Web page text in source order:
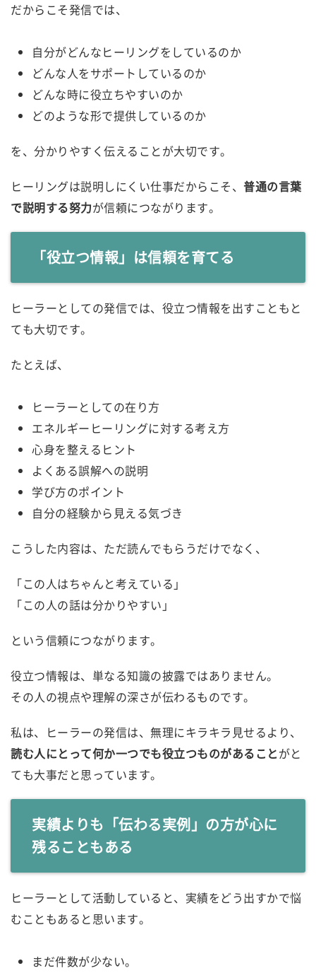
だからこそ発信では、
自分がどんなヒーリングをしているのか
どんな人をサポートしているのか
どんな時に役立ちやすいのか
どのような形で提供しているのか
を、分かりやすく伝えることが大切です。
ヒーリングは説明しにくい仕事だからこそ、 普通の言葉
で説明する努力が信頼につながります。
「役立つ情報」は信頼を育てる
ヒーラーとしての発信では、役立つ情報を出すこともと
ても大切です。
たとえば、
ヒーラーとしての在り方
エネルギーヒーリングに対する考え方
心身を整えるヒント
よくある誤解への説明
学び方のポイント
自分の経験から見える気づき
こうした内容は、ただ読んでもらうだけでなく、
「この人はちゃんと考えている」
「この人の話は分かりやすい」
という信頼につながります。
役立つ情報は、単なる知識の披露ではありません。
その人の視点や理解の深さが伝わるものです。
私は、ヒーラーの発信は、無理にキラキラ見せるより、
読む人にとって何か一つでも役立つものがあることがと
ても大事だと思っています。
実績よりも「伝わる実例」の方が心に
残ることもある
ヒーラーとして活動していると、実績をどう出すかで悩
むこともあると思います。
まだ件数が少ない。